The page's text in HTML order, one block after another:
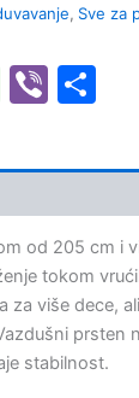
, Sve za
Viber
od 205 cm i
tokom
za više dece,
prsten
stabilnost.